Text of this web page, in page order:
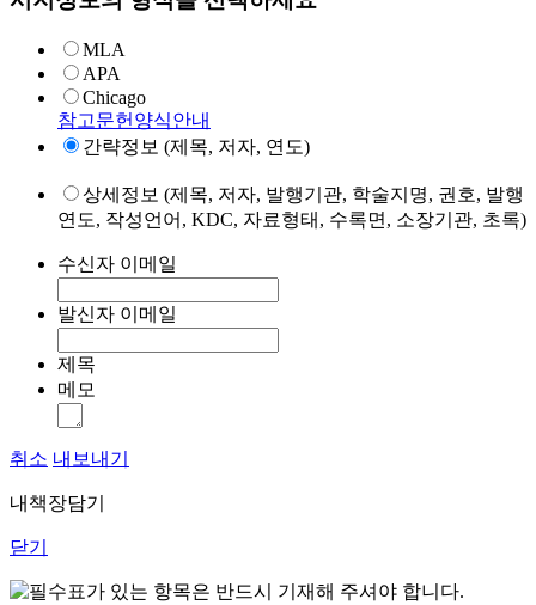
MLA
APA
Chicago
참고문헌양식안내
간략정보 (제목, 저자, 연도)
상세정보 (제목, 저자, 발행기관, 학술지명, 권호, 발행
연도, 작성언어, KDC, 자료형태, 수록면, 소장기관, 초록)
수신자 이메일
발신자 이메일
제목
메모
취소 내보내기
내책장담기
닫기
표가 있는 항목은 반드시 기재해 주셔야 합니다.